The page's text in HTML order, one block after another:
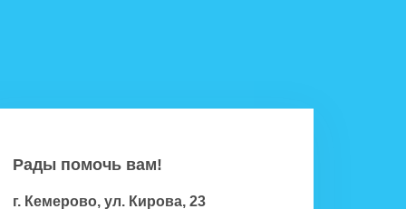
Рады помочь вам!
г. Кемерово, ул. Кирова, 23